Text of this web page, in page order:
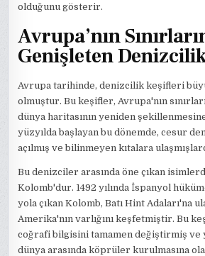
olduğunu gösterir.
Avrupa’nın
Genişleten
Avrupa tarihinde, denizcilik keşifleri
olmuştur. Bu keşifler, Avrupa'nın
dünya haritasının yeniden
yüzyılda başlayan bu dönemde, cesur
açılmış ve bilinmeyen kıtalara
Bu denizciler arasında öne çıkan
Kolomb'dur. 1492 yılında İspanyol
yola çıkan Kolomb, Batı Hint Adaları'na
Amerika'nın varlığını keşfetmiştir. Bu
coğrafi bilgisini tamamen değiştirmiş ve
dünya arasında köprüler kurulmasına